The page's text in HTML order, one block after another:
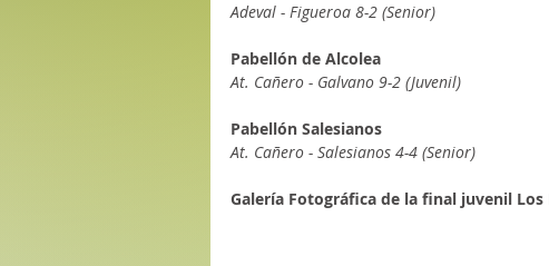
Adeval - Figueroa 8-2 (Senior)
Pabellón de Alcolea
At. Cañero - Galvano 9-2 (Juvenil)
Pabellón Salesianos
At. Cañero - Salesianos 4-4 (Senior)
Galería Fotográfica de la final juvenil